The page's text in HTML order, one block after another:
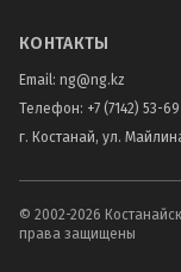
КОНТАКТЫ
Email: ng@ng.kz
Телефон: +7 (7142) 53-
г. Костанай, ул.
© 2002-2026
права защищены